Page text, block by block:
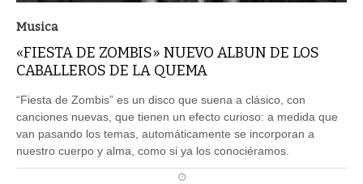
Musica
«FIESTA DE ZOMBIS» NUEVO ALBUN DE LOS
CABALLEROS DE LA QUEMA
“Fiesta de Zombis” es un disco que suena a clásico, con
canciones nuevas, que tienen un efecto curioso: a medida que
van pasando los temas, automáticamente se incorporan a
nuestro cuerpo y alma, como si ya los conociéramos.